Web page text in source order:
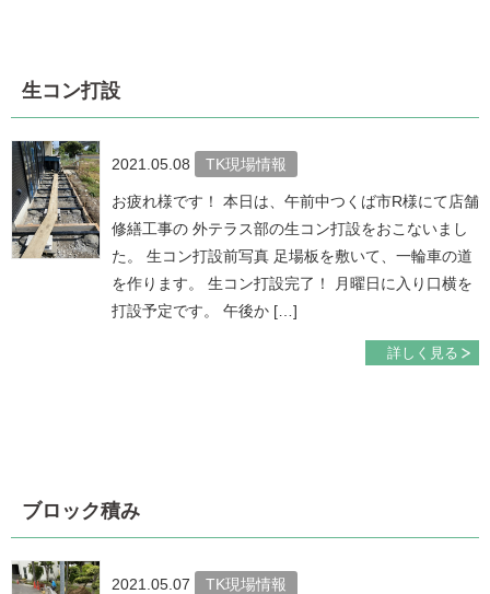
生コン打設
2021.05.08 TK現場情報
お疲れ様です！ 本日は、午前中つくば市R様にて店舗
修繕工事の 外テラス部の生コン打設をおこないまし
た。 生コン打設前写真 足場板を敷いて、一輪車の道
を作ります。 生コン打設完了！ 月曜日に入り口横を
打設予定です。 午後か […]
詳しく見る
ブロック積み
2021.05.07 TK現場情報